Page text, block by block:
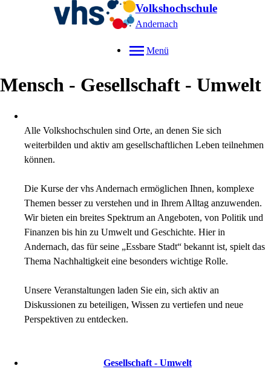
Volkshochschule
Andernach
Menü
Mensch - Gesellschaft - Umwelt
Alle Volkshochschulen sind Orte, an denen Sie sich
weiterbilden und aktiv am gesellschaftlichen Leben teilnehmen
können.
Die Kurse der vhs Andernach ermöglichen Ihnen, komplexe
Themen besser zu verstehen und in Ihrem Alltag anzuwenden.
Wir bieten ein breites Spektrum an Angeboten, von Politik und
Finanzen bis hin zu Umwelt und Geschichte. Hier in
Andernach, das für seine „Essbare Stadt“ bekannt ist, spielt das
Thema Nachhaltigkeit eine besonders wichtige Rolle.
Unsere Veranstaltungen laden Sie ein, sich aktiv an
Diskussionen zu beteiligen, Wissen zu vertiefen und neue
Perspektiven zu entdecken.
Gesellschaft - Umwelt